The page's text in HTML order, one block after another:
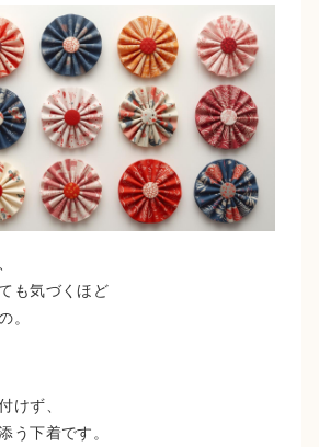
も気づくほど
。
けず、
う下着です。